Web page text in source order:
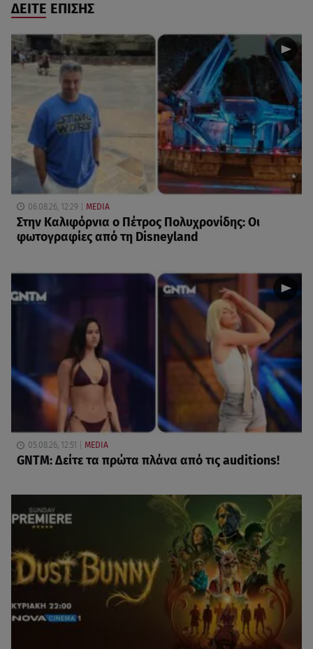
ΔΕΙΤΕ ΕΠΙΣΗΣ
06.08.26, 12:29 MEDIA
Στην Καλιφόρνια ο Πέτρος Πολυχρονίδης: Οι
φωτογραφίες από τη Disneyland
05.08.26, 12:51 MEDIA
GNTM: Δείτε τα πρώτα πλάνα από τις auditions!